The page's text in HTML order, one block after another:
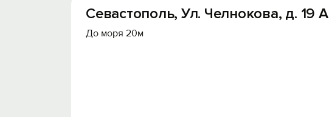
Севастополь, Ул. Челнокова, д. 19 А
До моря 20м